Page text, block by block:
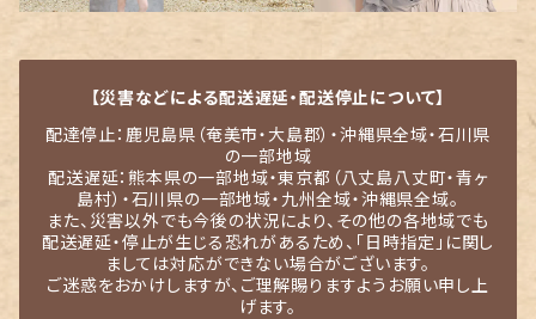
【災害などによる配送遅延・配送停止について】
配達停止：鹿児島県（奄美市・大島郡）・沖縄県全域・石川県
の一部地域
配送遅延：熊本県の一部地域・東京都（八丈島八丈町・青ヶ
島村）・石川県の一部地域・九州全域・沖縄県全域。
また、災害以外でも今後の状況により、その他の各地域でも
配送遅延・停止が生じる恐れがあるため、「日時指定」に関し
ましては対応ができない場合がございます。
ご迷惑をおかけしますが、ご理解賜りますようお願い申し上
げます。